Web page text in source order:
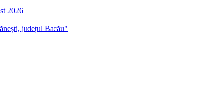
2026
județul Bacău"